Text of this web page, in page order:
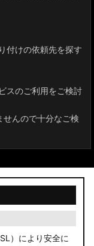
付けの依頼先を探す
スのご利用をご検討
んので十分なご検
）により安全に